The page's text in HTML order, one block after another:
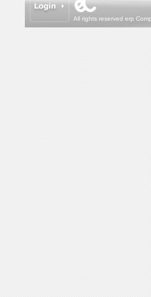
All rights reserved erp